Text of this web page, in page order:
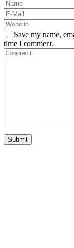
Save my name,
time I comment.